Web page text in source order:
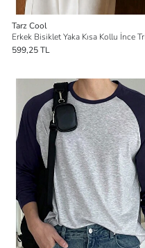
Tarz Cool
599,25 TL